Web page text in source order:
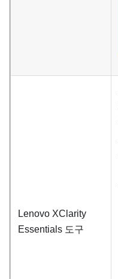
Lenovo XClarity
Essentials 도구